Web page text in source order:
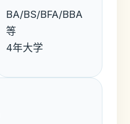
BA/BS/BFA/BBA
等
4年大学